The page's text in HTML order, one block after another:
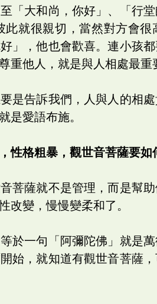
「大和尚，你好」、「行
就很親切，當然對方會很
」，他也會歡喜。連小孩
重他人，就是與人相處最重
是告訴我們，人與人的相
是愛語布施。
性格粗暴，觀世音菩薩要如
菩薩就不是管理，而是幫
改變，慢慢變柔和了。
於一句「阿彌陀佛」就是
始，就知道有觀世音菩薩